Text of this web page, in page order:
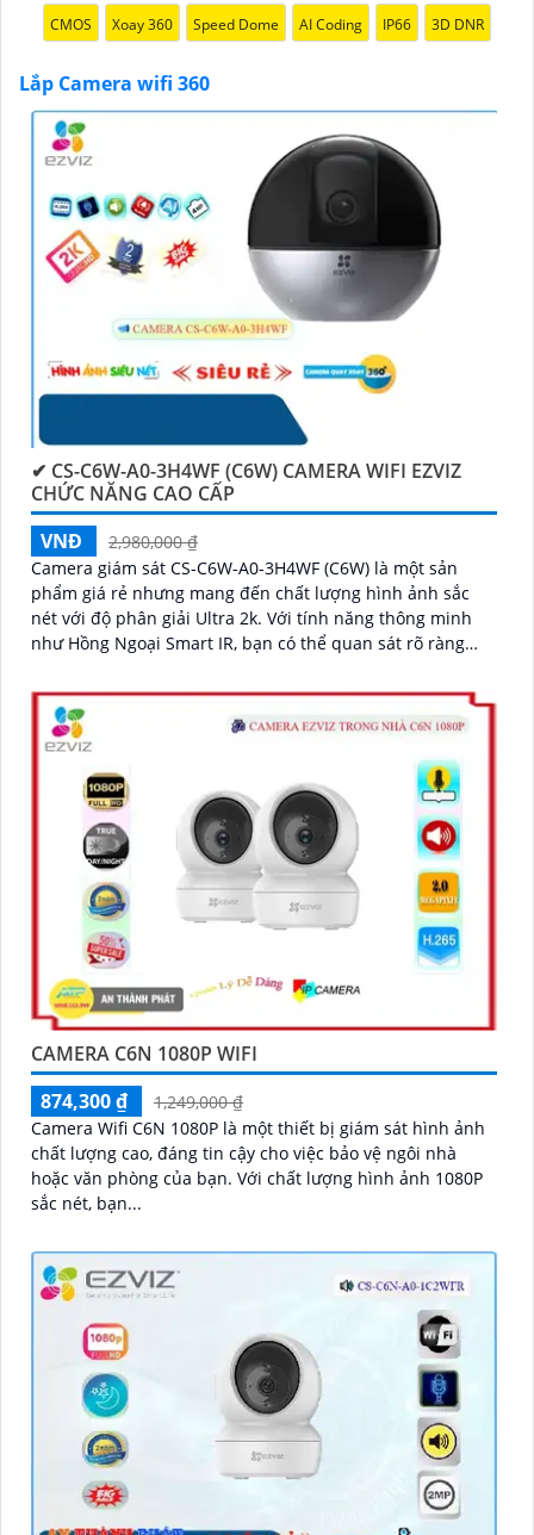
CMOS Xoay 360 Speed Dome AI Coding IP66 3D DNR
Lắp Camera wifi 360
✔ CS-C6W-A0-3H4WF (C6W) CAMERA WIFI EZVIZ
CHỨC NĂNG CAO CẤP
VNĐ
2,980,000 ₫
Camera giám sát CS-C6W-A0-3H4WF (C6W) là một sản
phẩm giá rẻ nhưng mang đến chất lượng hình ảnh sắc
nét với độ phân giải Ultra 2k. Với tính năng thông minh
như Hồng Ngoại Smart IR, bạn có thể quan sát rõ ràng
CAMERA C6N 1080P WIFI
874,300 ₫
1,249,000 ₫
Camera Wifi C6N 1080P là một thiết bị giám sát hình ảnh
chất lượng cao, đáng tin cậy cho việc bảo vệ ngôi nhà
hoặc văn phòng của bạn. Với chất lượng hình ảnh 1080P
sắc nét, bạn...